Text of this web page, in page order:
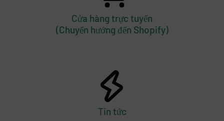
Cửa hàng trực tuyến
(Chuyển hướng đến Shopify)
Tin tức